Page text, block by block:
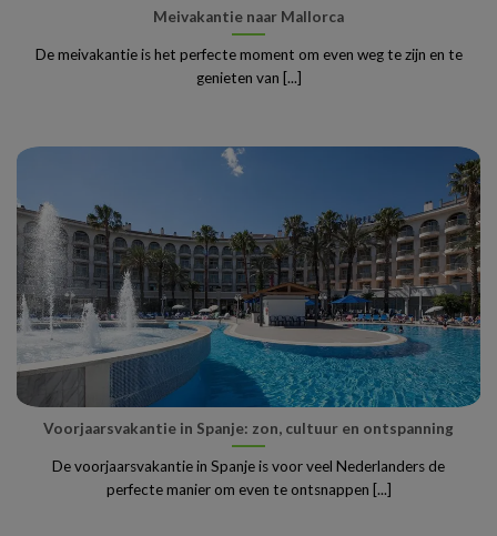
Meivakantie naar Mallorca
De meivakantie is het perfecte moment om even weg te zijn en te
genieten van [...]
Voorjaarsvakantie in Spanje: zon, cultuur en ontspanning
De voorjaarsvakantie in Spanje is voor veel Nederlanders de
perfecte manier om even te ontsnappen [...]